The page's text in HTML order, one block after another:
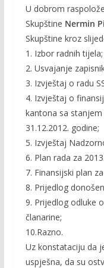
U dobrom
Skupštine Nermin
Skupštine kroz
1. Izbor radnih tijela;
2. Usvajanje
3. Izvještaj o radu
4. Izvještaj o
kantona sa stanjem
31.12.2012. godine;
5. Izvještaj
6. Plan rada za
7. Finansijski plan
8. Prijedlog
9. Prijedlog odluke
članarine;
10.Razno.
Uz konstataciju da
uspješna, da su